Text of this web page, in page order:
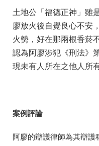
土地公「福德正神」雖
廖放火後自覺良心不安
火勢，好在那兩根香菸
認為阿廖涉犯《刑法》
現未有人所在之他人所
案例評論
阿廖的辯護律師為其辯